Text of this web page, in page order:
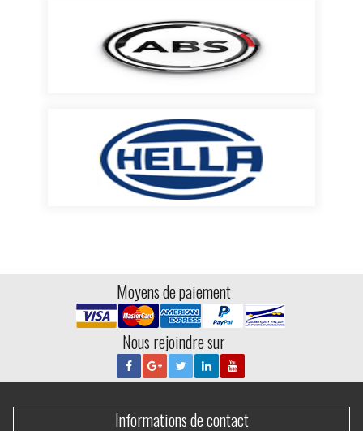
Moyens de paiement
Nous rejoindre sur
Informations de contact